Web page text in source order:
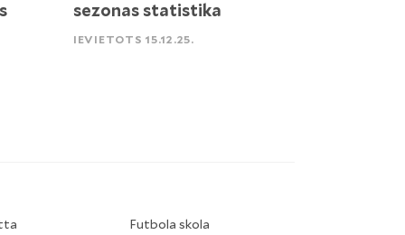
sezonas statistika
IEVIETOTS 15.12.25.
Futbola skola